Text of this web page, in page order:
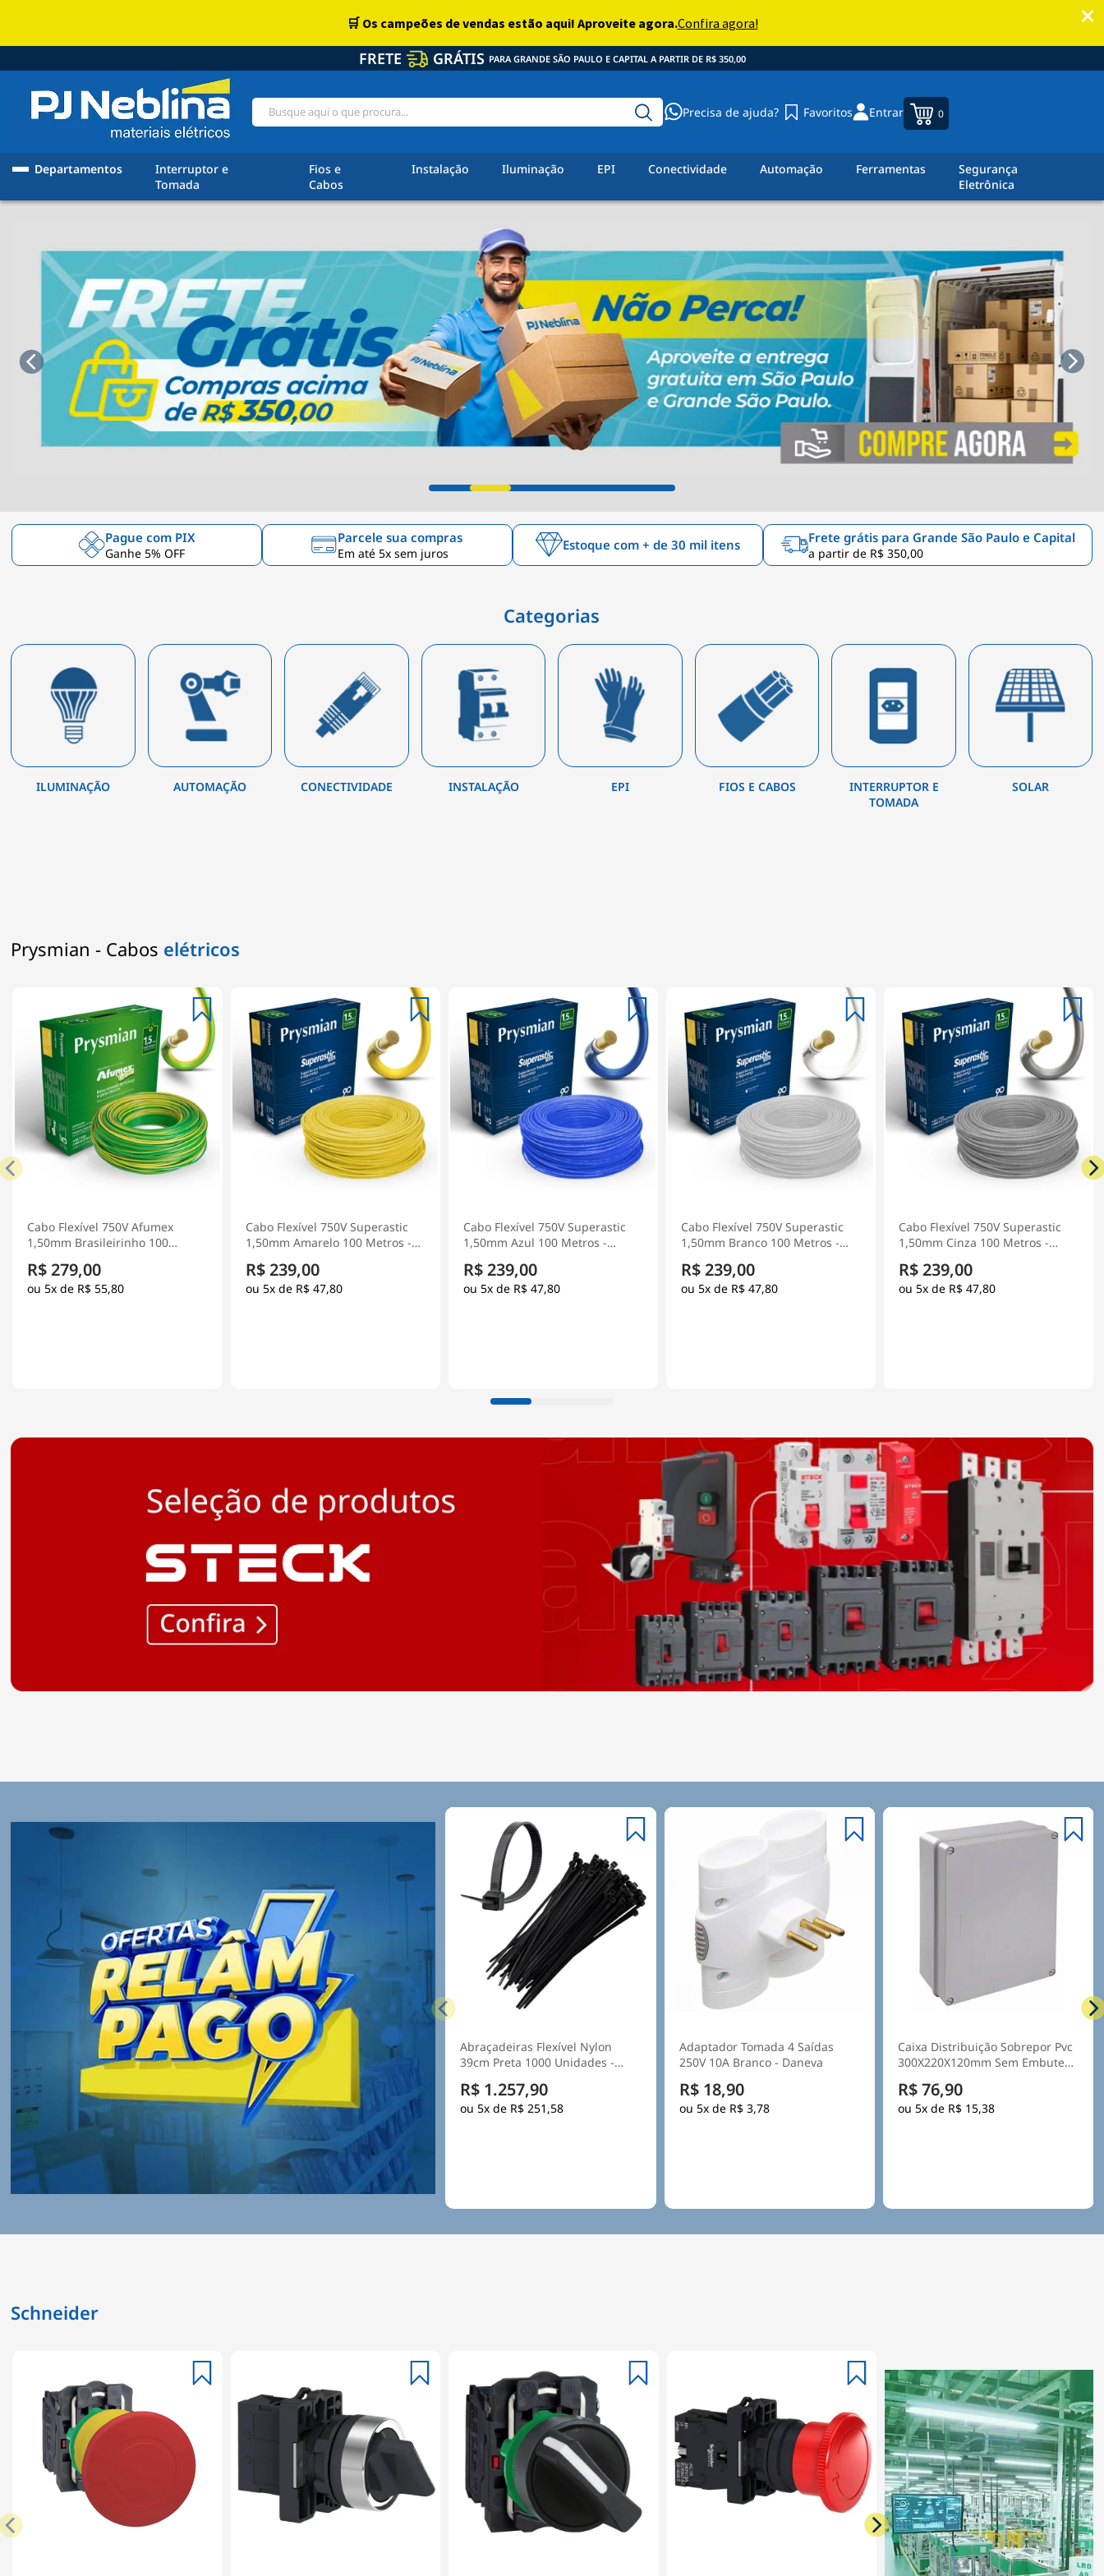
FRETE GRÁTIS PARA GRANDE SÃO PAULO E CAPITAL A PARTIR DE R$ 350,00
Precisa de ajuda? Favoritos Entrar 0
Departamentos
Interruptor e
Tomada
Fios e
Cabos
Instalação Iluminação EPI Conectividade Automação Ferramentas
Segurança
Eletrônica
Pague com PIX
Ganhe 5% OFF
Parcele sua compras
Em até 5x sem juros Estoque com + de 30 mil itens Frete grátis para Grande São Paulo e Capital
a partir de R$ 350,00
Categorias
ILUMINAÇÃO AUTOMAÇÃO CONECTIVIDADE INSTALAÇÃO EPI FIOS E CABOS
INTERRUPTOR E
TOMADA
SOLAR
Prysmian - Cabos elétricos
Cabo Flexível 750V Afumex
1,50mm Brasileirinho 100
R$ 279,00
5x de R$ 55,80
Cabo Flexível 750V Superastic
1,50mm Amarelo 100 Metros -
R$ 239,00
5x de R$ 47,80
Cabo Flexível 750V Superastic
1,50mm Azul 100 Metros -
R$ 239,00
5x de R$ 47,80
Cabo Flexível 750V Superastic
1,50mm Branco 100 Metros -
R$ 239,00
5x de R$ 47,80
Cabo Flexível 750V Superastic
1,50mm Cinza 100 Metros -
R$ 239,00
5x de R$ 47,80
Abraçadeiras Flexível Nylon
39cm Preta 1000 Unidades -
R$ 1.257,90
5x de R$ 251,58
Adaptador Tomada 4 Saídas
250V 10A Branco - Daneva
R$ 18,90
5x de R$ 3,78
Caixa Distribuição Sobrepor Pvc
300X220X120mm Sem Embutes
R$ 76,90
5x de R$ 15,38
Schneider